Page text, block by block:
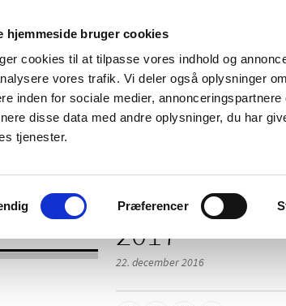
hjemmeside bruger cookies
cookies til at tilpasse vores indhold og
vores trafik. Vi deler også oplysninger
inden for sociale medier,
disse data med andre oplysninger, du har
tjenester.
Præferencer
Bivirkninger og
produktinformation
Tilskud og
2017
22. december 2016